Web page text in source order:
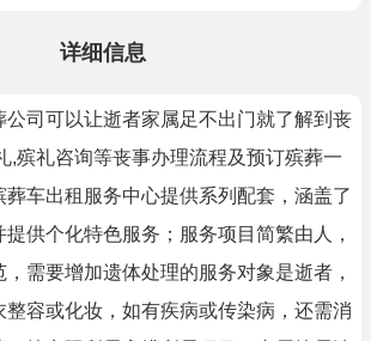
详细信息
公司可以让逝者家属足不出门就了解到丧
,殡礼咨询等丧事办理流程及预订殡葬一
车出租服务中心提供系列配套，涵盖了
供个化特色服务；服务项目简繁由人，
需要增加遗体处理的服务对象是逝者，
整容或化妆，如有疾病或传染病，还需消